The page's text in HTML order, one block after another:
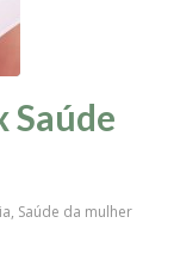
Saúde
, Saúde da mulher